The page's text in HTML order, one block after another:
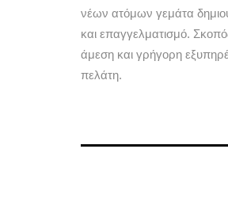
νέων ατόμων γεμάτα
και επαγγελματισμό.
άμεση και γρήγορη
πελάτη.